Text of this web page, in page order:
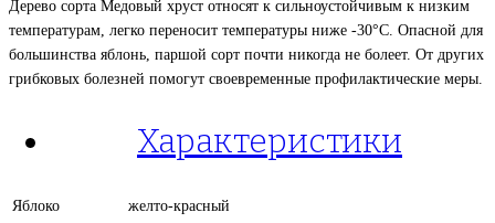
Дерево сорта Медовый хруст относят к сильноустойчивым к низким
температурам, легко переносит температуры ниже -30°С. Опасной для
большинства яблонь, паршой сорт почти никогда не болеет. От других
грибковых болезней помогут своевременные профилактические меры.
Характеристики
Яблоко
желто-красный